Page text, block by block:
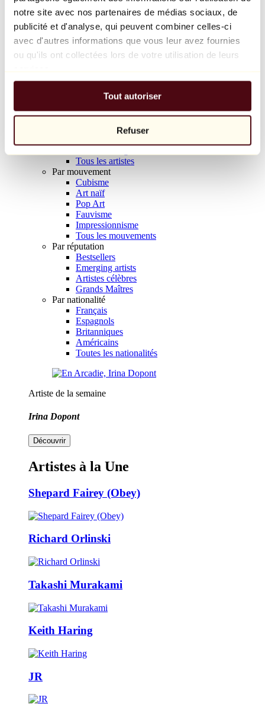
notre site avec nos partenaires de médias sociaux, de
publicité et d'analyse, qui peuvent combiner celles-ci
avec d'autres informations que vous leur avez fournies
ou qu'ils ont collectées lors de votre utilisation de leurs
Tout autoriser
Refuser
Balloon Dog (Orange)
Jeff Koons
10 000 €
Parcourir
Tous les sculpteurs
Tous les photographes
Tous les artistes
Par mouvement
Cubisme
Art naïf
Pop Art
Fauvisme
Impressionnisme
Tous les mouvements
Par réputation
Bestsellers
Emerging artists
Artistes célèbres
Grands Maîtres
Par nationalité
Français
Espagnols
Britanniques
Américains
Toutes les nationalités
Artiste de la semaine
Irina Dopont
Découvrir
Artistes à la Une
Shepard Fairey (Obey)
Richard Orlinski
Takashi Murakami
Keith Haring
JR